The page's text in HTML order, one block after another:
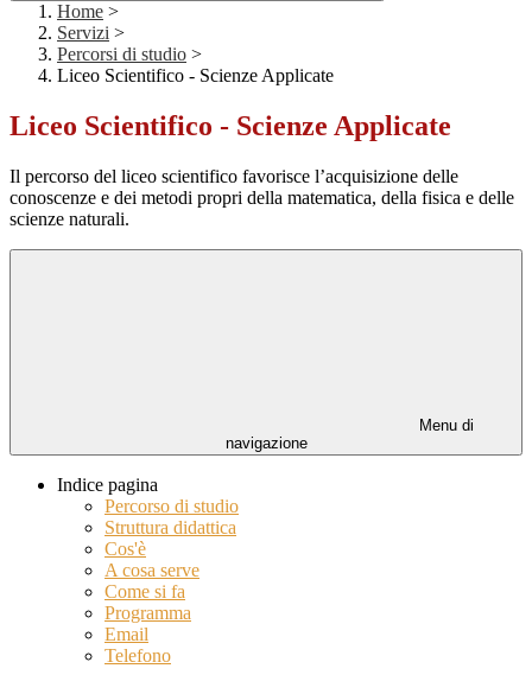
Home >
Servizi >
Percorsi di studio >
Liceo Scientifico - Scienze Applicate
Liceo Scientifico - Scienze Applicate
Il percorso del liceo scientifico favorisce l’acquisizione delle
conoscenze e dei metodi propri della matematica, della fisica e delle
scienze naturali.
Menu di
navigazione
Indice pagina
Percorso di studio
Struttura didattica
Cos'è
A cosa serve
Come si fa
Programma
Email
Telefono